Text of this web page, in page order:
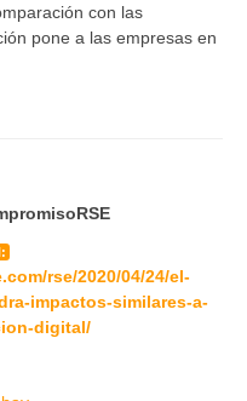
con las
pone a las empresas en
rse/2020/04/24/el-
impactos-similares-a-
digital/